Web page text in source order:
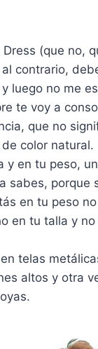
(que no,
contrario,
luego no me
te voy a
que no
color natural.
y en tu peso,
sabes, porque
en tu peso
en tu talla y
telas
altos y otra